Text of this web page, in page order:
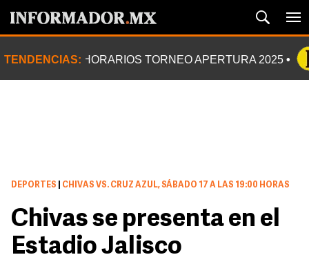
TENDENCIAS: HORARIOS TORNEO APERTURA 2025
DEPORTES CHIVAS VS. CRUZ AZUL, SÁBADO 17 A LAS 19:00 HORAS
Chivas se presenta en el
Estadio Jalisco